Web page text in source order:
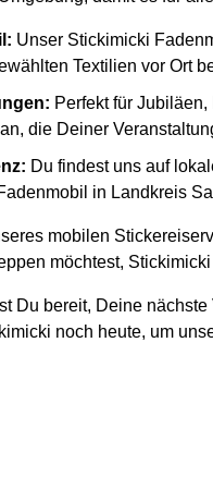
Unser Stickimicki
Textilien vor Ort
Perfekt für
die Deiner
Du findest uns auf
in Landkreis
mobilen
möchtest,
Du bereit, Deine
noch heute, um